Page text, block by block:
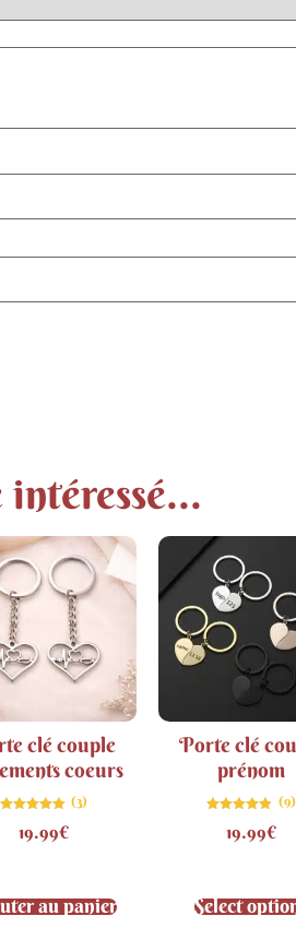
clé couple
coeurs
5.00
sur 5
(3)
19.99€
au panier
Porte clé
prénom
4.89
sur 5
(9)
19.99€
Select